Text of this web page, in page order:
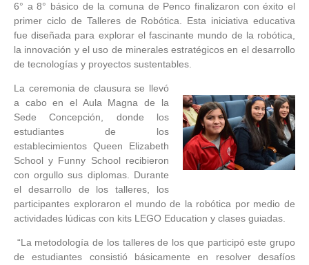
6° a 8° básico de la comuna de Penco finalizaron con éxito el
primer ciclo de Talleres de Robótica. Esta iniciativa educativa
fue diseñada para explorar el fascinante mundo de la robótica,
la innovación y el uso de minerales estratégicos en el desarrollo
de tecnologías y proyectos sustentables.
La ceremonia de clausura se llevó
a cabo en el Aula Magna de la
Sede Concepción, donde los
estudiantes de los
establecimientos Queen Elizabeth
School y Funny School recibieron
con orgullo sus diplomas. Durante
el desarrollo de los talleres, los
participantes exploraron el mundo de la robótica por medio de
actividades lúdicas con kits LEGO Education y clases guiadas.
“La metodología de los talleres de los que participó este grupo
de estudiantes consistió básicamente en resolver desafíos